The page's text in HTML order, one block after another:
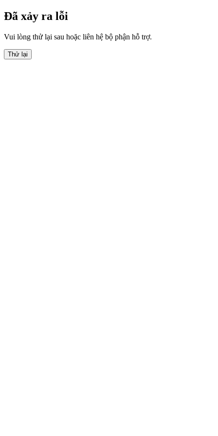
Đã xảy ra lỗi
Vui lòng thử lại sau hoặc liên hệ bộ phận hỗ trợ.
Thử lại